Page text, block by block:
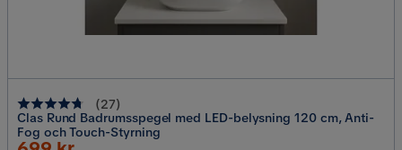
(27)
Clas Rund Badrumsspegel med LED-belysning 120 cm, Anti-
Fog och Touch-Styrning